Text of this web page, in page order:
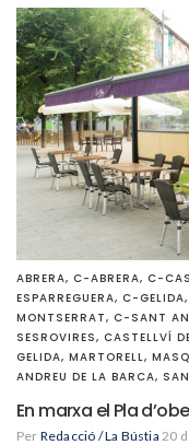
ABRERA, C-ABRERA, C-
ESPARREGUERA, C-GELIDA,
MONTSERRAT, C-SANT
SESROVIRES, CASTELLVÍ
GELIDA, MARTORELL,
ANDREU DE LA BARCA,
En marxa el Pla
Per Redacció / La Bústia 20